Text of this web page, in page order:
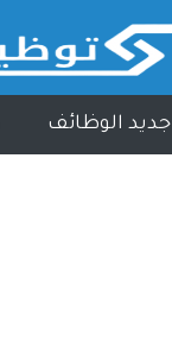
جديد الوظائف